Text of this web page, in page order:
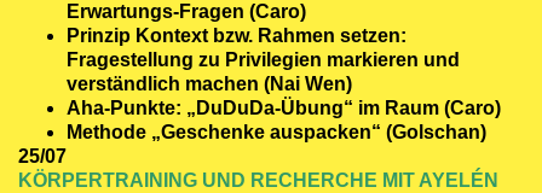
Erwartungs-Fragen (Caro)
Prinzip Kontext bzw. Rahmen setzen:
Fragestellung zu Privilegien markieren und
verständlich machen (Nai Wen)
Aha-Punkte: „DuDuDa-Übung“ im Raum (Caro)
Methode „Geschenke auspacken“ (Golschan)
25/07
KÖRPERTRAINING UND RECHERCHE MIT AYELÉN